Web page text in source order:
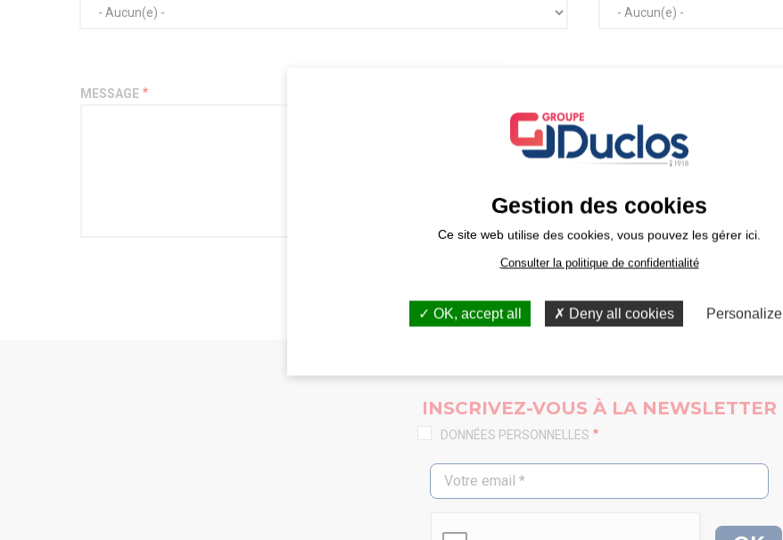
MESSAGE
INSCRIVEZ-VOUS À LA NEWSLETTER
DONNÉES PERSONNELLES
Gestion des cookies
Ce site web utilise des cookies, vous pouvez les gérer ici.
Consulter la politique de confidentialité
OK, accept all Deny all cookies Personalize